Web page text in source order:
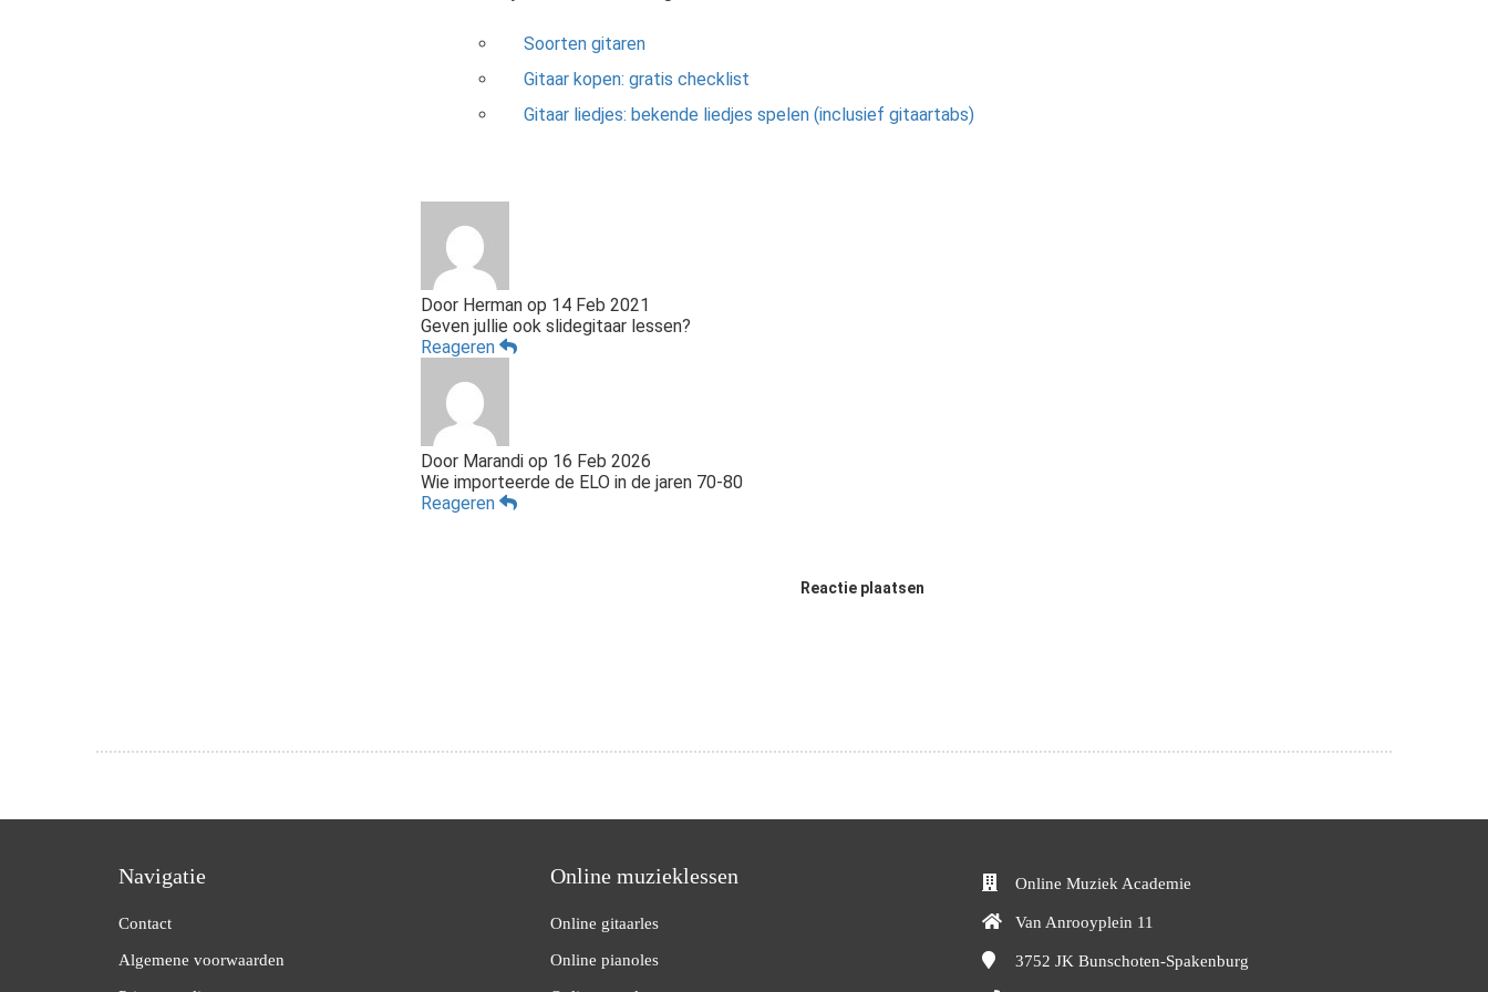
Soorten gitaren
Gitaar kopen: gratis checklist
Gitaar liedjes: bekende liedjes spelen (inclusief gitaartabs)
DoorHermanop 14 Feb 2021
Geven jullie ook slidegitaar lessen?
Reageren
DoorMarandiop 16 Feb 2026
Wie importeerde de ELO in de jaren 70-80
Reageren
Reactie plaatsen
Navigatie
Contact
Algemene voorwaarden
Online muzieklessen
Online gitaarles
Online pianoles
Online Muziek Academie
Van Anrooyplein 11
3752 JK Bunschoten-Spakenburg